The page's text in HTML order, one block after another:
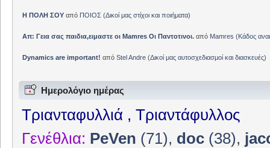
Η ΠΟΛΗ ΣΟΥαπό ΠΟΙΟΣ (Δικοί μας στίχοι και ποιήματα)
Απ: Γεια σας παιδια,ειμαστε οι Mamres Οι Παντοτινοι.από Mamres (Κάδος
Dynamics are important! από Stel Andre(Δικοί μας αυτοσχεδιασμοί και διασκευές)
Ημερολόγιο ημέρας
Τριανταφυλλιά , Τριαντάφυλλος
Γενέθλια: PeVen (71), doc (38),